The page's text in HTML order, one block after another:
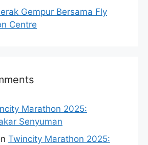
Gempur Bersama Fly
Centre
Marathon 2025:
Senyuman
Twincity Marathon 2025: